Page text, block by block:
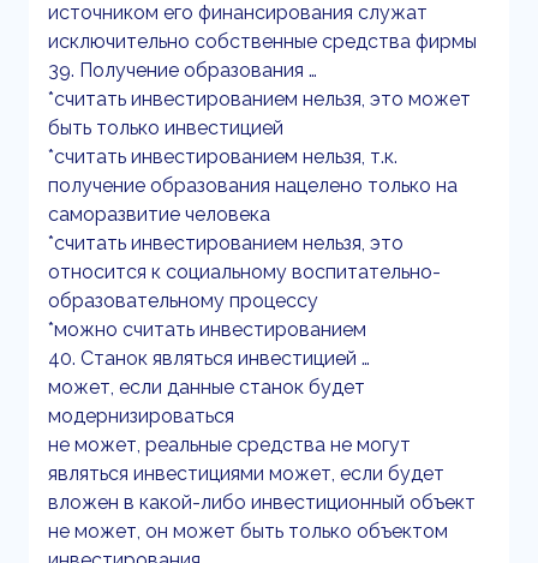
источником его финансирования служат
исключительно собственные средства фирмы
39. Получение образования …
*считать инвестированием нельзя, это может
быть только инвестицией
*считать инвестированием нельзя, т.к.
получение образования нацелено только на
саморазвитие человека
*считать инвестированием нельзя, это
относится к социальному воспитательно-
образовательному процессу
*можно считать инвестированием
40. Станок являться инвестицией …
может, если данные станок будет
модернизироваться
не может, реальные средства не могут
являться инвестициями может, если будет
вложен в какой-либо инвестиционный объект
не может, он может быть только объектом